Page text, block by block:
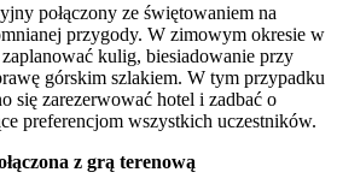
połączony ze świętowaniem na
przygody. W zimowym okresie w
kulig, biesiadowanie przy
górskim szlakiem. W tym przypadku
się zarezerwować hotel i zadbać o
preferencjom wszystkich uczestników.
z grą terenową